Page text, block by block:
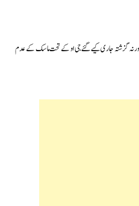
ورنہ گزشتہ جاری کیے گئے جی او کے تحت ماسک کے عدم